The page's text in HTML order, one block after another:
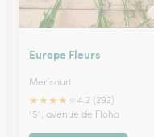
Europe Fleurs
Mericourt
★★★★
4.2 (292)
151, avenue de Floha